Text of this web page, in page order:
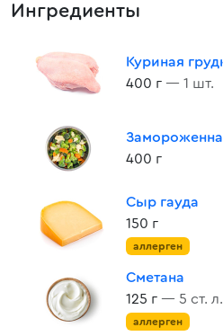
Ингредиенты
Куриная
400 г — 1 шт.
400 г
Сыр гауда
150 г
аллерген
Сметана
125 г — 5 ст. л.
аллерген